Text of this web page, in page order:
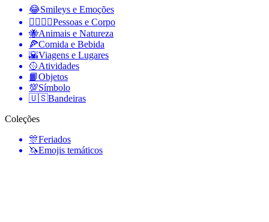
😂Smileys e Emoções
👩‍❤️‍💋‍👨Pessoas e Corpo
🐝Animais e Natureza
🍕Comida e Bebida
🌇Viagens e Lugares
🥎Atividades
📙Objetos
💯Símbolo
🇺🇸Bandeiras
Coleções
🎊Feriados
🦄Emojis temáticos